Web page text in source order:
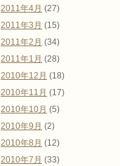
2011年4月 (27)
2011年3月 (15)
2011年2月 (34)
2011年1月 (28)
2010年12月 (18)
2010年11月 (17)
2010年10月 (5)
2010年9月 (2)
2010年8月 (12)
2010年7月 (33)